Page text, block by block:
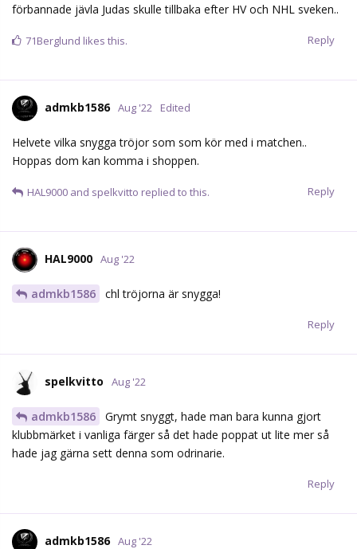
förbannade jävla Judas skulle tillbaka efter HV och NHL sveken..
Reply
71Berglund likes this.
admkb1586 Aug '22 Edited
Helvete vilka snygga tröjor som som kör med i matchen..
Hoppas dom kan komma i shoppen.
Reply
HAL9000 and spelkvitto replied to this.
HAL9000 Aug '22
admkb1586 chl tröjorna är snygga!
Reply
spelkvitto Aug '22
admkb1586
Grymt snyggt, hade man bara kunna gjort
klubbmärket i vanliga färger så det hade poppat ut lite mer så
hade jag gärna sett denna som odrinarie.
Reply
admkb1586 Aug '22